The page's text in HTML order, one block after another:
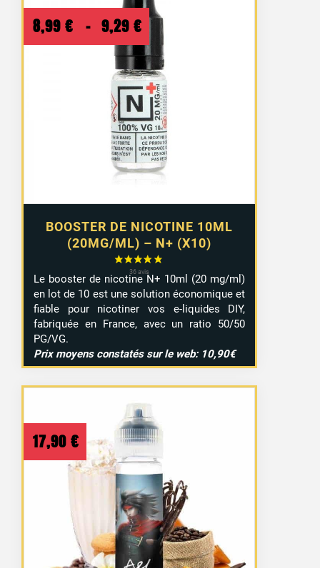
BOOSTER DE NICOTINE 10ML
(20MG/ML) – N+ (X10)
8,99 € – 9,29 € Plage
de
prix :
8,99 €
à
9,29 €
Le booster de nicotine N+ 10ml (20 mg/ml)
en lot de 10 est une solution économique et
fiable pour nicotiner vos e-liquides DIY,
fabriquée en France, avec un ratio 50/50
PG/VG.
Prix moyens constatés sur le web: 10,90€
17,90 €